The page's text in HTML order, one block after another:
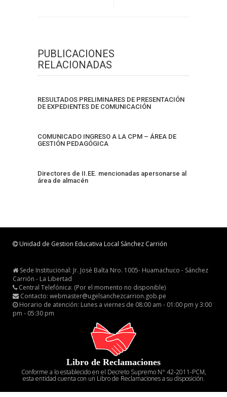
PUBLICACIONES
RELACIONADAS
RESULTADOS PRELIMINARES DE PRESENTACIÓN
DE EXPEDIENTES DE COMUNICACIÓN
COMUNICADO INGRESO A LA CPM – ÁREA DE
GESTIÓN PEDAGÓGICA
Directores de II.EE. mencionadas apersonarse al
área de almacén
Unidad de Gestion Educativa Local Sánchez Carrión
Sede Institucional: Jr. José Balta Nro. 1005- Huamachuco - Sánchez
Carrión - La Libertad
Central Telefónica: (Por el momento no disponible)
Contacto: webmaster@ugelsanchezcarrion.gob.pe
Horario de atención: Lunes a viernes de 08:00 am - 01:00 pm y 3:00
pm - 05:30 pm
Libro de Reclamaciones
Conforme a lo establecido en el Decreto Supremo N° 42-2011-PCM,
esta entidad cuenta con un Libro de Reclamaciones a su disposición.